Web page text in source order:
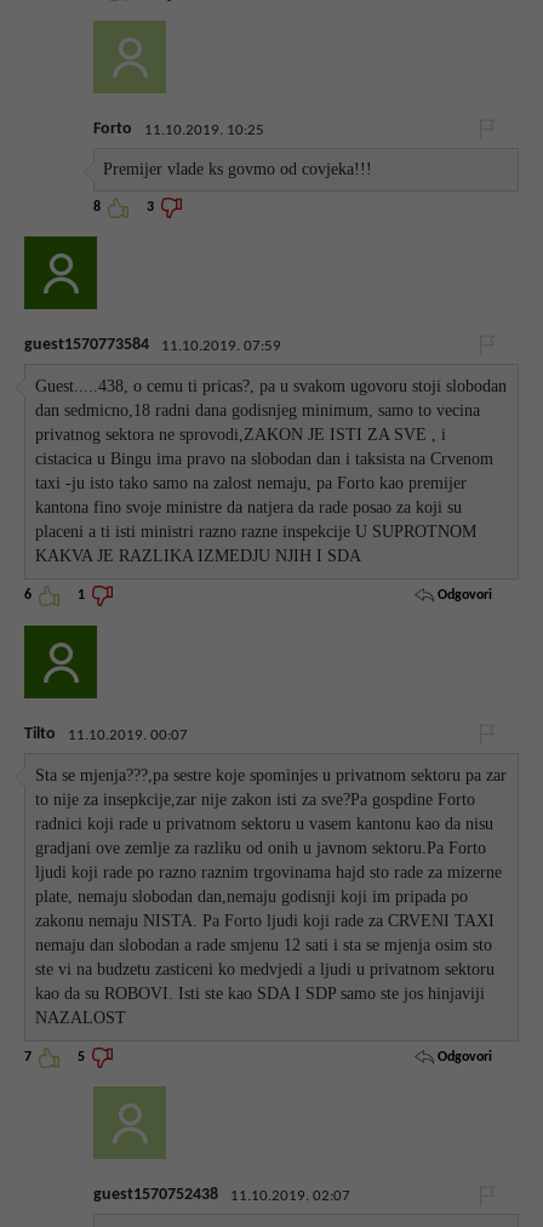
Forto 11.10.2019. 10:25
Premijer vlade ks govmo od covjeka!!!
8 3
guest1570773584 11.10.2019. 07:59
Guest.....438, o cemu ti pricas?, pa u svakom ugovoru stoji slobodan
dan sedmicno,18 radni dana godisnjeg minimum, samo to vecina
privatnog sektora ne sprovodi,ZAKON JE ISTI ZA SVE , i
cistacica u Bingu ima pravo na slobodan dan i taksista na Crvenom
taxi -ju isto tako samo na zalost nemaju, pa Forto kao premijer
kantona fino svoje ministre da natjera da rade posao za koji su
placeni a ti isti ministri razno razne inspekcije U SUPROTNOM
KAKVA JE RAZLIKA IZMEDJU NJIH I SDA
6 1 Odgovori
Tilto 11.10.2019. 00:07
Sta se mjenja???,pa sestre koje spominjes u privatnom sektoru pa zar
to nije za insepkcije,zar nije zakon isti za sve?Pa gospdine Forto
radnici koji rade u privatnom sektoru u vasem kantonu kao da nisu
gradjani ove zemlje za razliku od onih u javnom sektoru.Pa Forto
ljudi koji rade po razno raznim trgovinama hajd sto rade za mizerne
plate, nemaju slobodan dan,nemaju godisnji koji im pripada po
zakonu nemaju NISTA. Pa Forto ljudi koji rade za CRVENI TAXI
nemaju dan slobodan a rade smjenu 12 sati i sta se mjenja osim sto
ste vi na budzetu zasticeni ko medvjedi a ljudi u privatnom sektoru
kao da su ROBOVI. Isti ste kao SDA I SDP samo ste jos hinjaviji
NAZALOST
7 5 Odgovori
guest1570752438 11.10.2019. 02:07